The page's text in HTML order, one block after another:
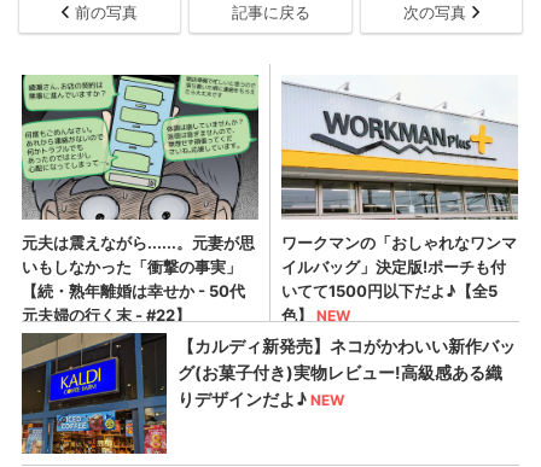
前の写真 記事に戻る 次の写真